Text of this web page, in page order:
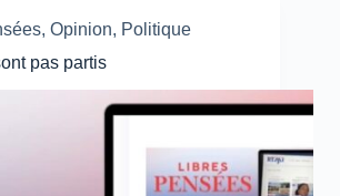
, Opinion, Politique
pas partis